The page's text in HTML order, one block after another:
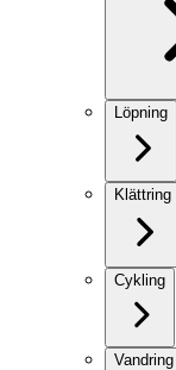
Löpning
Klättring
Cykling
Vandring